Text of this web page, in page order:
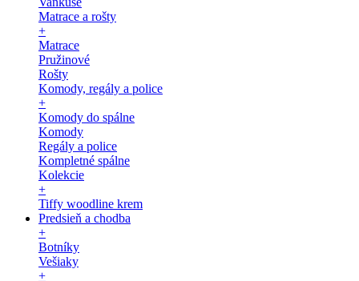
Matrace a rošty
+
Matrace
Pružinové
Rošty
Komody, regály a police
+
Komody do spálne
Komody
Regály a police
Kompletné spálne
Kolekcie
+
Tiffy woodline krem
Predsieň a chodba
+
Botníky
Vešiaky
+